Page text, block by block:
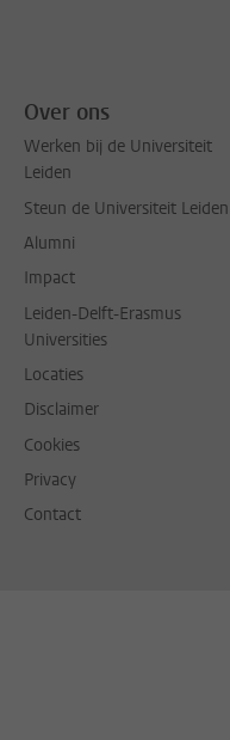
Over ons
Werken bij de Universiteit
Leiden
Steun de Universiteit Leiden
Alumni
Impact
Leiden-Delft-Erasmus
Universities
Locaties
Disclaimer
Cookies
Privacy
Contact